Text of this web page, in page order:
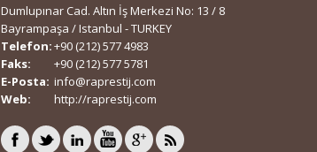
Dumlupınar Cad. Altın İş Merkezi No: 13 / 8
Bayrampaşa / Istanbul - TURKEY
Telefon:+90 (212) 577 4983
Faks:
+90 (212) 577 5781
E-Posta: info@raprestij.com
Web:
http://raprestij.com